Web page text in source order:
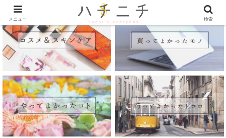
メニュー 検索